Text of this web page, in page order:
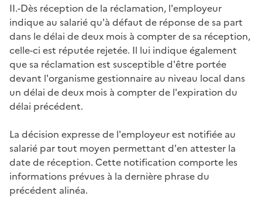
II.-Dès réception de la réclamation, l'employeur
indique au salarié qu'à défaut de réponse de sa part
dans le délai de deux mois à compter de sa réception,
celle-ci est réputée rejetée. Il lui indique également
que sa réclamation est susceptible d'être portée
devant l'organisme gestionnaire au niveau local dans
un délai de deux mois à compter de l'expiration du
délai précédent.
La décision expresse de l'employeur est notifiée au
salarié par tout moyen permettant d'en attester la
date de réception. Cette notification comporte les
informations prévues à la dernière phrase du
précédent alinéa.